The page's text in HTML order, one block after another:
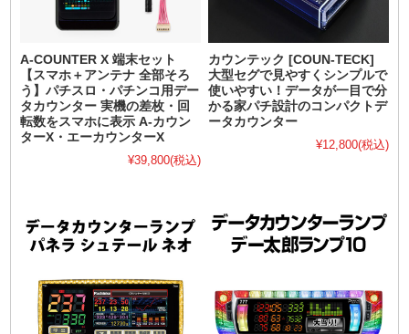
A-COUNTER X 端末セット
【スマホ＋アンテナ 全部そろ
う】パチスロ・パチンコ用デー
タカウンター 実機の差枚・回
転数をスマホに表示 A-カウン
ターX・エーカウンターX
¥39,800(税込)
カウンテック [COUN-TECK]
大型セグで見やすくシンプルで
使いやすい！データが一目で分
かる家パチ設計のコンパクトデ
ータカウンター
¥12,800(税込)